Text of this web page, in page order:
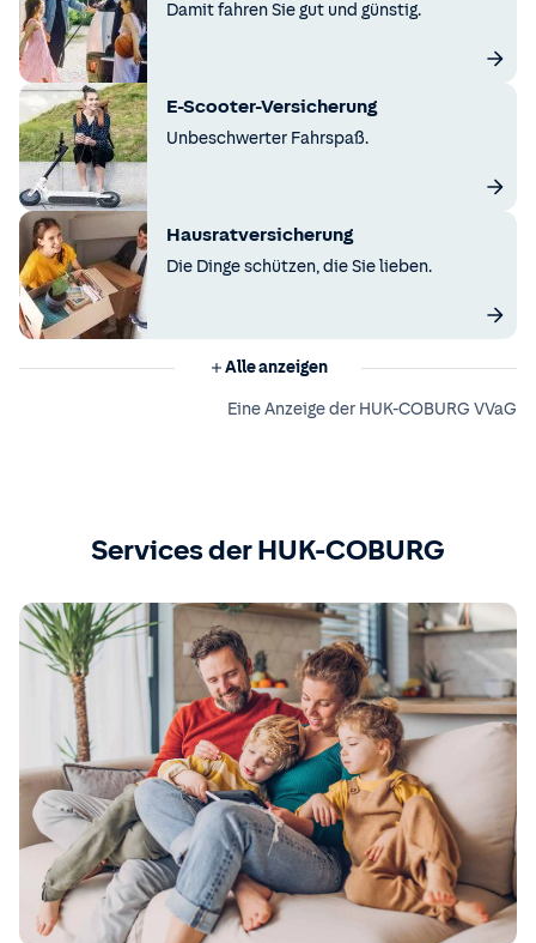
Damit fahren Sie gut und günstig.
E-Scooter-Versicherung
Unbeschwerter Fahrspaß.
Hausratversicherung
Die Dinge schützen, die Sie lieben.
Alle anzeigen
Eine Anzeige der HUK-COBURG VVaG
Services der HUK-COBURG